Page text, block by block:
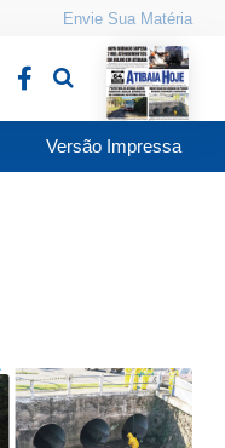
Envie Sua Matéria
Pesquisa
Versão Impressa